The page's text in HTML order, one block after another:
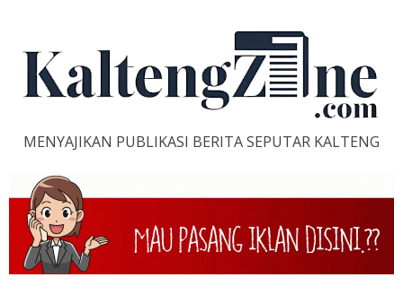
content
MENYAJIKAN PUBLIKASI BERITA SEPUTAR KALTENG